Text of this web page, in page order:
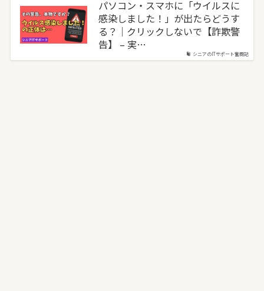
シニアのITサポート奮闘記
パソコン・スマホに「ウイルスに
感染しました！」が出たらどうす
る？｜クリックしないで【詐欺警
告】 – 実…